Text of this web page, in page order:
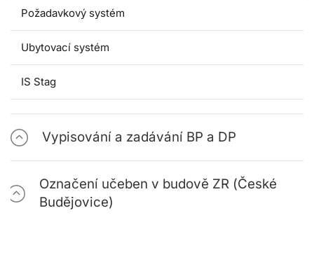
Požadavkový systém
Ubytovací systém
IS Stag
Vypisování a zadávání BP a DP
Označení učeben v budově ZR (České
Budějovice)